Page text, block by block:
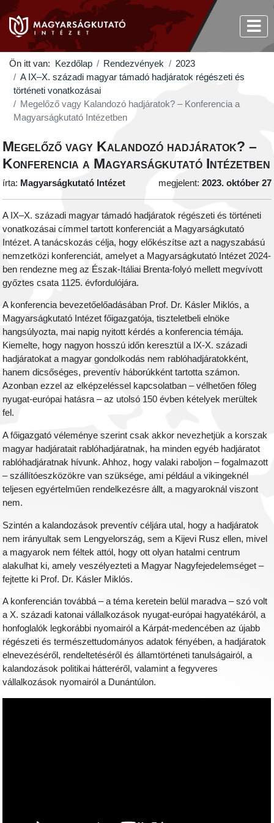
Ön itt van: Kezdőlap Rendezvények
2023
A IX–X. századi magyar támadó hadjáratok régészeti és
történeti vonatkozásai
Megelőző vagy Kalandozó hadjáratok? – Konferencia a
Magyarságkutató Intézetben
Megelőző vagy Kalandozó hadjáratok? –
Konferencia a Magyarságkutató Intézetben
írta: Magyarságkutató Intézet megjelent: 2023. október 27
A IX–X. századi magyar támadó hadjáratok régészeti és történeti
vonatkozásai címmel tartott konferenciát a Magyarságkutató
Intézet. A tanácskozás célja, hogy előkészítse azt a nagyszabású
nemzetközi konferenciát, amelyet a Magyarságkutató Intézet 2024-
ben rendezne meg az Észak-Itáliai Brenta-folyó mellett megvívott
győztes csata 1125. évfordulójára.
A konferencia bevezetőelőadásában Prof. Dr. Kásler Miklós, a
Magyarságkutató Intézet főigazgatója, tiszteletbeli elnöke
hangsúlyozta, mai napig nyitott kérdés a konferencia témája.
Kiemelte, hogy nagyon hosszú időn keresztül a IX-X. századi
hadjáratokat a magyar gondolkodás nem rablóhadjáratokként,
hanem dicsőséges, preventív háborúkként tartotta számon.
Azonban ezzel az elképzeléssel kapcsolatban – vélhetően főleg
nyugat-európai hatásra – az utolsó 150 évben kételyek merültek
fel.
A főigazgató véleménye szerint csak akkor nevezhetjük a korszak
magyar hadjáratait rablóhadjáratnak, ha minden egyéb hadjáratot
rablóhadjáratnak hívunk. Ahhoz, hogy valaki raboljon – fogalmazott
– szállítóeszközökre van szüksége, ami például a vikingeknél
teljesen egyértelműen rendelkezésre állt, a magyaroknál viszont
nem.
Szintén a kalandozások preventív céljára utal, hogy a hadjáratok
nem irányultak sem Lengyelország, sem a Kijevi Rusz ellen, mivel
a magyarok nem féltek attól, hogy ott olyan hatalmi centrum
alakulhat ki, amely veszélyezteti a Magyar Nagyfejedelemséget –
fejtette ki Prof. Dr. Kásler Miklós.
A konferencián továbbá – a téma keretein belül maradva – szó volt
a X. századi katonai vállalkozások nyugat-európai hagyatékáról, a
honfoglalók legkorábbi nyomairól a Kárpát-medencében az újabb
régészeti és természettudományos adatok fényében, a hadjáratok
elnevezéséről, rendeltetéséről és államtörténeti tanulságairól, a
kalandozások politikai hátteréről, valamint a fegyveres
vállalkozások nyomairól a Dunántúlon.